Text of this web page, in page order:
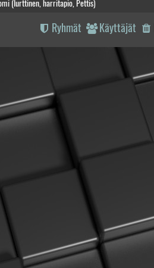
(lurttinen, harritapio, Pettis)
Käyttäjät
Ryhmät